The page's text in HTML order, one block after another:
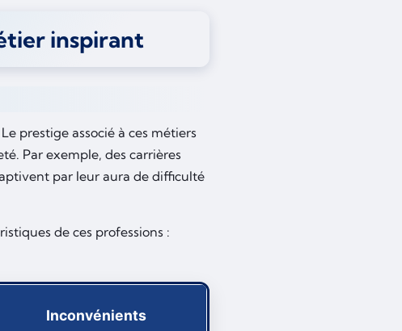
inspirant
prestige associé à ces métiers
Par exemple, des carrières
par leur aura de difficulté
de ces professions :
Inconvénients